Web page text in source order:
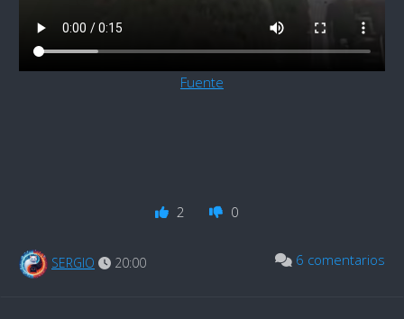
Fuente
2 0
SERGIO 20:00 6 comentarios